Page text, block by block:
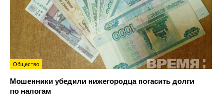
Общество
Мошенники убедили нижегородца погасить долги
по налогам